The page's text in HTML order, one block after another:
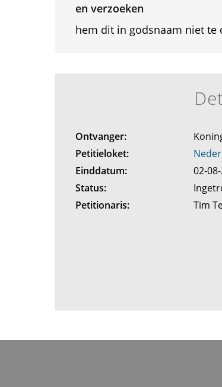
en verzoeken
hem dit in godsnaam niet te
Ontvanger:
Petitieloket:
Einddatum:
02-
Status:
Petitionaris:
Tim